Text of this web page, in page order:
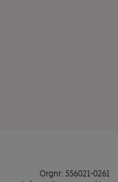
Orgnr: 556021-0261